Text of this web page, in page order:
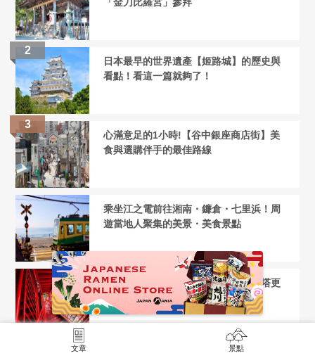
日本最早的世界遺產【姬路城】的歷史與
看點！看這一篇就夠了！
心滿意足的1小時!【谷中銀座商店街】美
食與選購伴手的最佳路線
乘坐江之電前往湘南・鐮倉・七里浜！周
遊當地人聚集的美景・美食景點
爬樓梯一路登頂東京塔！？發現東京塔更
有趣的新玩法！
文章 景點